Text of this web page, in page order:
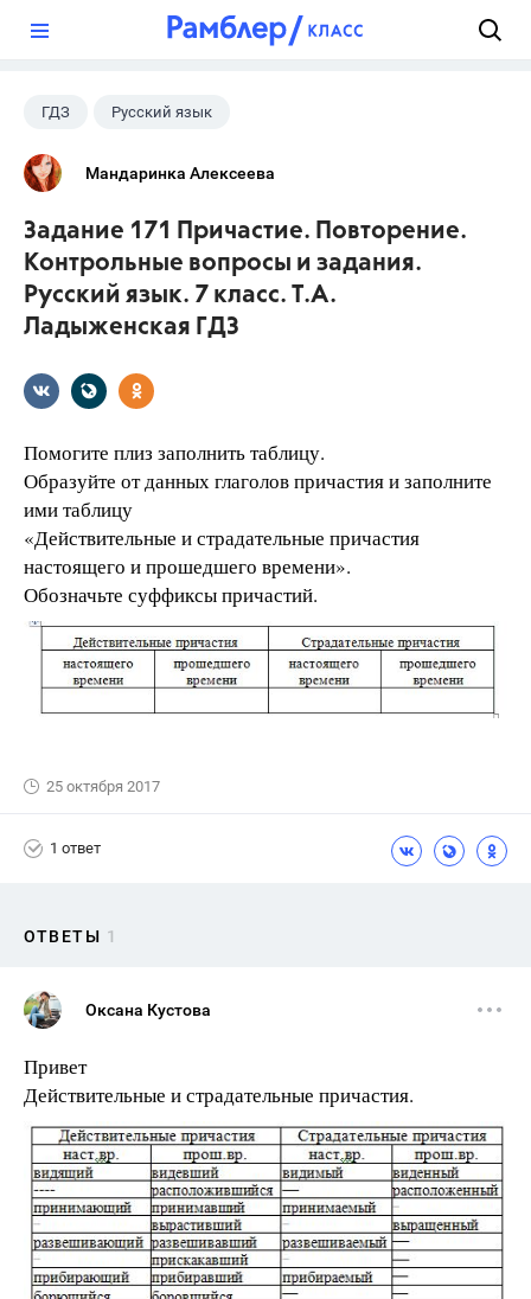
ГДЗ Русский язык
Ладыженская Т.А.
Мандаринка Алексеева
Задание 171 Причастие. Повторение.
Контрольные вопросы и задания.
Русский язык. 7 класс. Т.А.
Ладыженская ГДЗ
Помогите плиз заполнить таблицу.
Образуйте от данных глаголов причастия и заполните
ими таблицу
«Действительные и страдательные причастия
настоящего и прошедшего времени».
Обозначьте суффиксы причастий.
25 октября 2017
1 ответ
ОТВЕТЫ 1
Оксана Кустова
Привет
Действительные и страдательные причастия.